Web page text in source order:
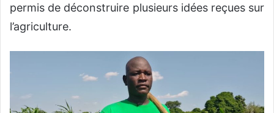
permis de déconstruire plusieurs idées reçues sur
l’agriculture.